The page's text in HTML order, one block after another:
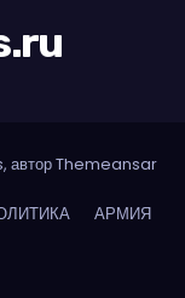
авторThemeansar
АРМИЯ